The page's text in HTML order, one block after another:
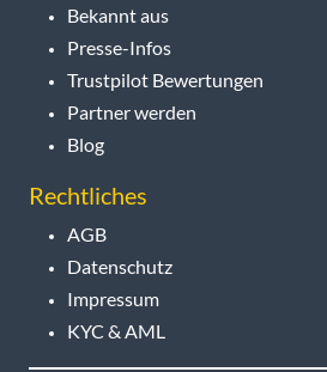
Bekannt aus
Presse-Infos
Trustpilot Bewertungen
Partner werden
Blog
Rechtliches
AGB
Datenschutz
Impressum
KYC & AML